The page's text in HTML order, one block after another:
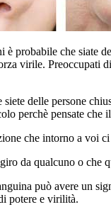
è probabile che siate
virile. Preoccupati
delle persone
perchè pensate
che intorno a voi
da qualcuno o che
può avere un
potere e virilità.